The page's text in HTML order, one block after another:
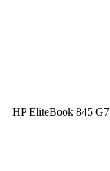
لپ تاپ استوک HP EliteBook 845 G7